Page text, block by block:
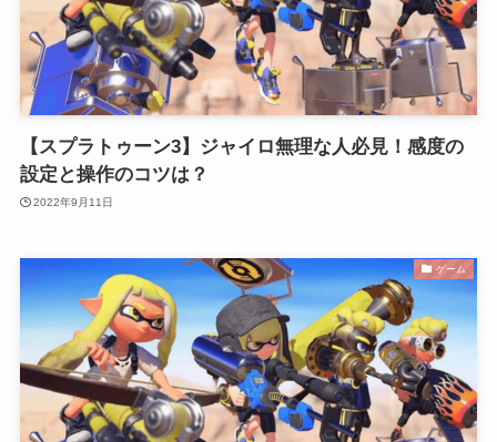
【スプラトゥーン3】ジャイロ無理な人必見！感度の
設定と操作のコツは？
2022年9月11日
ゲーム